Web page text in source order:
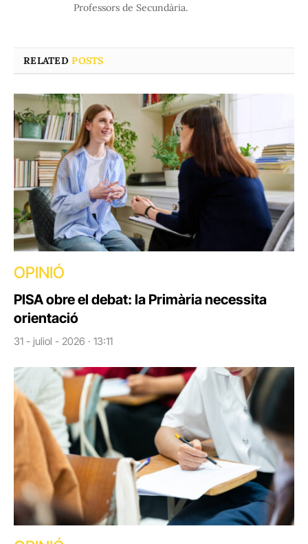
Professors de Secundària.
RELATEDPOSTS
OPINIÓ
PISA obre el debat: la Primària necessita
orientació
31 - juliol - 2026 · 13:11